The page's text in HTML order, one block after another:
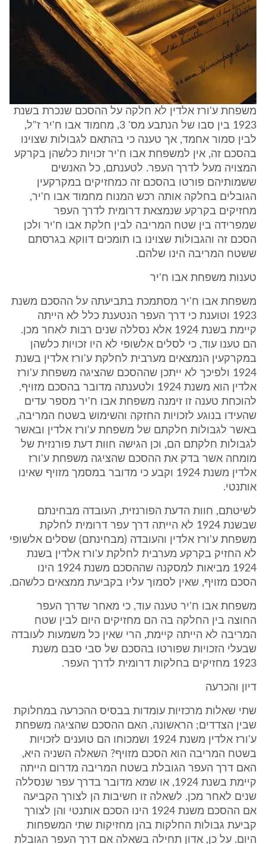
משפחת ע'ורז אלדין לא חלקה על ההסכם שנכרת בשנת
1923 בין סבו של הנתבע מס' 3, מחמוד אבו ח'יר ז"ל,
לבין סמור אחמד, אך טענה כי בהתאם לגבולות שצוינו
בהסכם זה, אין למשפחת אבו ח'יר זכויות כלשהן בקרקע
המצויה מעל לדרך העפר. לטענתם, כל האנשים
ששמותיהם פורטו בהסכם זה כמחזיקים במקרקעין
הגובלים בחלקה אותה רכש המנוח מחמוד אבו ח'יר,
מחזיקים בקרקע שנמצאת דרומית לדרך העפר
שמפרידה בין שטח המריבה לבין חלקת אבו ח'יר ולכן
הסכם זה והגבולות שצוינו בו תומכים דווקא בגרסתם
ששטח המריבה הינו שלהם.
טענות משפחת אבו ח'יר
משפחת אבו ח'יר מסתמכת בתביעתה על ההסכם משנת
1923 וטוענת כי דרך העפר הנטענת כלל לא הייתה
קיימת בשנת 1924 אלא נסללה שנים רבות לאחר מכן.
הם טענו עוד, כי לסלים אלשופי לא היו זכויות כלשהן
במקרקעין הנמצאים מערבית לחלקת ע'ורז אלדין בשנת
1924 ולפיכך לא ייתכן שההסכם שהציגה משפחת ע'ורז
אלדין הוא משנת 1924 ולטענתה מדובר בהסכם מזויף.
להוכחת טענה זו זימנה משפחת אבו ח'יר מספר עדים
שהעידו בנוגע לזכויות החזקה והשימוש בשטח המריבה,
באשר לגבולות חלקתם של משפחת ע'ורז אלדין ובאשר
לגבולות חלקתם הם, וכן הגישה חוות דעת פורנזית של
מומחה אשר בדק את ההסכם שהציגה משפחת ע'ורז
אלדין משנת 1924 וקבע כי מדובר במסמך מזויף שאינו
אותנטי.
לשיטתם, חוות הדעת הפורנזית, העובדה מבחינתם
שבשנת 1924 לא הייתה דרך עפר דרומית לחלקת
משפחת ע'ורז אלדין והעובדה (מבחינתם) שסלים אלשופי
לא החזיק בקרקע מערבית לחלקת ע'ורז אלדין בשנת
1924 מביאות למסקנה שההסכם משנת 1924 הינו
הסכם מזויף, שאין לסמוך עליו בקביעת ממצאים כלשהם.
משפחת אבו ח'יר טענה עוד, כי מאחר שדרך העפר
החוצה בין החלקה בה הם מחזיקים היום לבין שטח
המריבה לא הייתה קיימת, הרי שאין כל משמעות לעובדה
שבעלי הזכויות שפורטו בהסכם של סבי סבם משנת
1923 מחזיקים בחלקות דרומית לדרך העפר.
דיון והכרעה
שתי שאלות מרכזיות עומדות בבסיס ההכרעה במחלוקת
שבין הצדדים; הראשונה, האם ההסכם שהציגה משפחת
ע'ורז אלדין משנת 1924 ושמכוחו הם טוענים לזכויות
בשטח המריבה הוא הסכם מזויף? השאלה השניה היא,
האם דרך העפר הגובלת בשטח המריבה מדרום הייתה
קיימת בשנת 1924, או שמא מדובר בדרך עפר שנסללה
שנים לאחר מכן. לשאלה זו חשיבות הן לצורך הקביעה
אם ההסכם משנת 1924 הינו הסכם אותנטי והן לצורך
קביעת גבולות החלקות בהן מחזיקות שתי המשפחות
היום. על כן, אדון תחילה בשאלה אם דרך העפר הגובלת